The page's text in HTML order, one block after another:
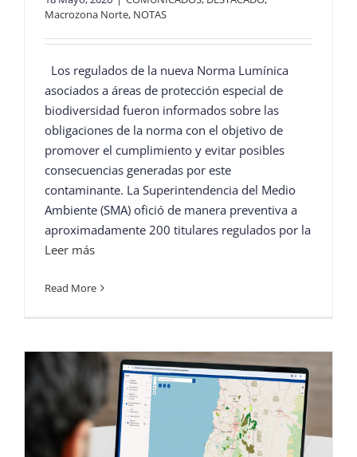
Macrozona Norte, NOTAS
Los regulados de la nueva Norma Lumínica
asociados a áreas de protección especial de
biodiversidad fueron informados sobre las
obligaciones de la norma con el objetivo de
promover el cumplimiento y evitar posibles
consecuencias generadas por este
contaminante. La Superintendencia del Medio
Ambiente (SMA) ofició de manera preventiva a
aproximadamente 200 titulares regulados por la
Leer más
Read More